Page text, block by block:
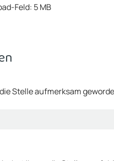
Feld: 5 MB
Stelle aufmerksam